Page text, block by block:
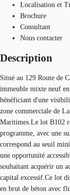
Localisation et
Brochure
Consultant
Nous contacter
Description
Situé au 129 Route de
immeuble mixte neuf
bénéficiant d'une
zone commerciale de
Maritimes.Le lot B102
programme, avec une
correspond au seuil
une opportunité
souhaitant acquérir un
capital excessif.Ce lot
en brut de béton avec